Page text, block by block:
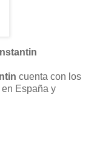
cuenta con los
en España y